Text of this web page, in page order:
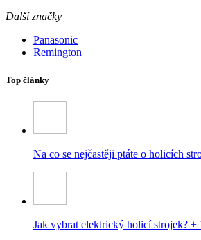
Další značky
Panasonic
Remington
Top články
Na co se nejčastěji ptáte o holicích
Jak vybrat elektrický holicí strojek?